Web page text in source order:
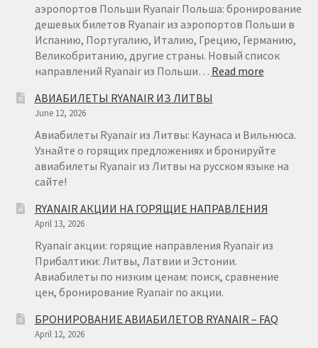
€
29
аэропортов Польши Ryanair Польша: бронирование
дешевых билетов Ryanair из аэропортов Польши в
Испанию, Португалию, Италию, Грецию, Германию,
Великобританию, другие страны. Новый список
направлений Ryanair из Польши… Read more:
АВИАБИЛЕТЫ RYANAIR ИЗ ЛИТВЫ
June 12, 2026
Авиабилеты Ryanair из Литвы: Каунаса и Вильнюса.
Узнайте о горящих предложениях и бронируйте
авиабилеты Ryanair из Литвы на русском языке на
сайте!
RYANAIR АКЦИИ НА ГОРЯЩИЕ НАПРАВЛЕНИЯ
April 13, 2026
Ryanair акции: горящие направления Ryanair из
Прибалтики: Литвы, Латвии и Эстонии.
Авиабилеты по низким ценам: поиск, сравнение
цен, бронирование Ryanair по акции.
БРОНИРОВАНИЕ АВИАБИЛЕТОВ RYANAIR – FAQ
April 12, 2026